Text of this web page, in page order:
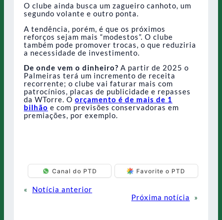
O clube ainda busca um zagueiro canhoto, um
segundo volante e outro ponta.
A tendência, porém, é que os próximos
reforços sejam mais “modestos”. O clube
também pode promover trocas, o que reduziria
a necessidade de investimento.
De onde vem o dinheiro? A partir de 2025 o
Palmeiras terá um incremento de receita
recorrente; o clube vai faturar mais com
patrocínios, placas de publicidade e repasses
da WTorre. O orçamento é de mais de 1
bilhão e com previsões conservadoras em
premiações, por exemplo.
Canal do PTD Favorite o PTD
«
Notícia anterior
Próxima notícia
»